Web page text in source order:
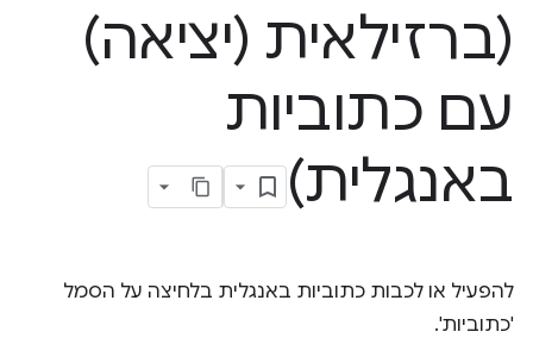
(ברזילאית (יציאה)
עם כתוביות
באנגלית)
להפעיל או לכבות כתוביות באנגלית בלחיצה על הסמל
'כתוביות'.